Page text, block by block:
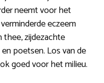
neemt voor het
eczeem
zijdezachte
poetsen. Los van de
goed voor het milieu.